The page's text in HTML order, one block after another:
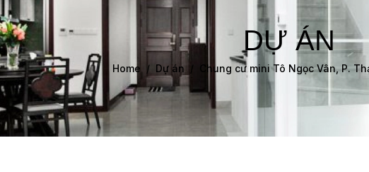
DỰ ÁN
Home Dự án Chung cư mini Tô Ngọc Vân, P.